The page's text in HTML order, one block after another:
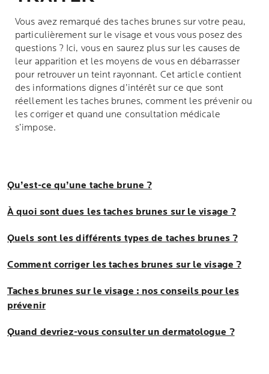
Vous avez remarqué des taches brunes sur votre peau,
particulièrement sur le visage et vous vous posez des
questions ? Ici, vous en saurez plus sur les causes de
leur apparition et les moyens de vous en débarrasser
pour retrouver un teint rayonnant. Cet article contient
des informations dignes d’intérêt sur ce que sont
réellement les taches brunes, comment les prévenir ou
les corriger et quand une consultation médicale
s’impose.
Qu’est-ce qu’une tache brune ?
À quoi sont dues les taches brunes sur le visage ?
Quels sont les différents types de taches brunes ?
Comment corriger les taches brunes sur le visage ?
Taches brunes sur le visage : nos conseils pour les
prévenir
Quand devriez-vous consulter un dermatologue ?